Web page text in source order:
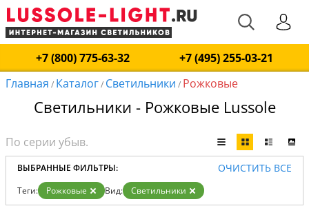
+7 (800) 775-63-32
+7 (495) 255-03-21
Главная / Каталог/ Светильники / Рожковые
Светильники - Рожковые Lussole
ВЫБРАННЫЕ ФИЛЬТРЫ: ОЧИСТИТЬ ВСЕ
Теги: Рожковые Вид: Светильники